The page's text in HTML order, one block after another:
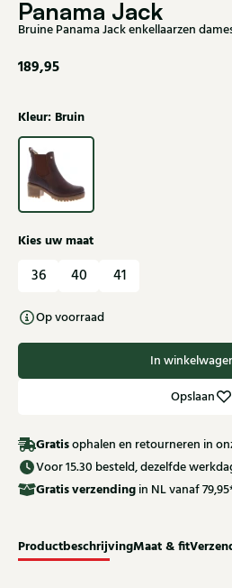
Panama Jack
Bruine Panama Jack enkellaarzen
189,95
Kleur: Bruin
Kies uw maat
36 40 41
Op voorraad
In
Opslaan
Gratisophalen en retourneren in
Voor 15.30 besteld, dezelfde
Gratisverzending in NL vanaf
ProductbeschrijvingMaat & fit